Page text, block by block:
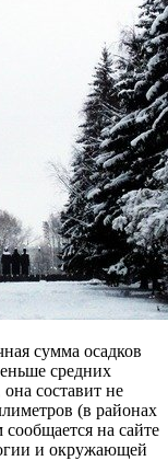
сумма осадков
средних
составит не
(в районах
на сайте
и окружающей